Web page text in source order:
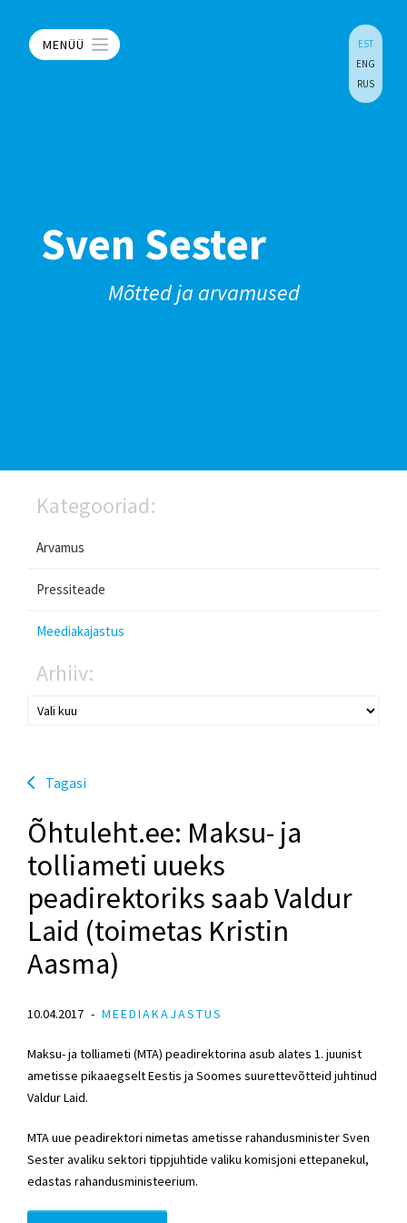
MENÜÜ
EST
ENG
RUS
Sven Sester
Mõtted ja arvamused
Kategooriad:
Arvamus
Pressiteade
Meediakajastus
Arhiiv:
Tagasi
Õhtuleht.ee: Maksu- ja
tolliameti uueks
peadirektoriks saab Valdur
Laid (toimetas Kristin
Aasma)
10.04.2017 MEEDIAKAJASTUS
Maksu- ja tolliameti (MTA) peadirektorina asub alates 1. juunist
ametisse pikaaegselt Eestis ja Soomes suurettevõtteid juhtinud
Valdur Laid.
MTA uue peadirektori nimetas ametisse rahandusminister Sven
Sester avaliku sektori tippjuhtide valiku komisjoni ettepanekul,
edastas rahandusministeerium.